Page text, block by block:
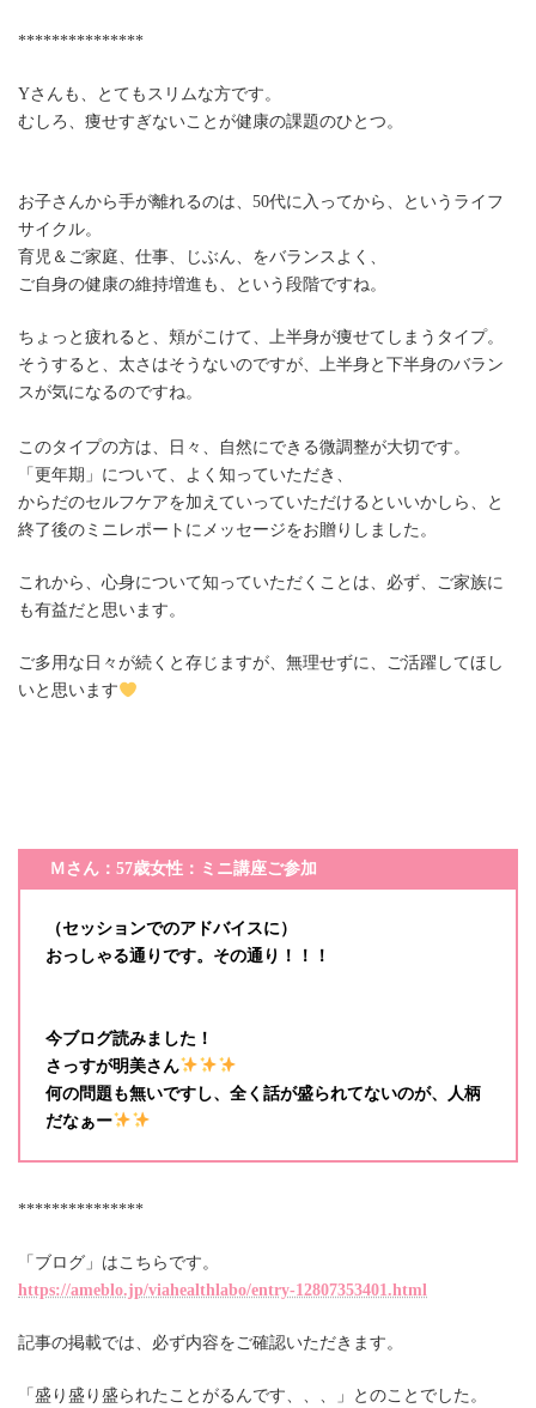
***************
Yさんも、とてもスリムな方です。
むしろ、痩せすぎないことが健康の課題のひとつ。
お子さんから手が離れるのは、50代に入ってから、というライフ
サイクル。
育児＆ご家庭、仕事、じぶん、をバランスよく、
ご自身の健康の維持増進も、という段階ですね。
ちょっと疲れると、頬がこけて、上半身が痩せてしまうタイプ。
そうすると、太さはそうないのですが、上半身と下半身のバラン
スが気になるのですね。
このタイプの方は、日々、自然にできる微調整が大切です。
「更年期」について、よく知っていただき、
からだのセルフケアを加えていっていただけるといいかしら、と
終了後のミニレポートにメッセージをお贈りしました。
これから、心身について知っていただくことは、必ず、ご家族に
も有益だと思います。
ご多用な日々が続くと存じますが、無理せずに、ご活躍してほし
いと思います
Ｍさん：57歳女性：ミニ講座ご参加
（セッションでのアドバイスに）
おっしゃる通りです。その通り！！！
今ブログ読みました！
さっすが明美さん
何の問題も無いですし、全く話が盛られてないのが、人柄
だなぁー
***************
「ブログ」はこちらです。
https://ameblo.jp/viahealthlabo/entry-12807353401.html
記事の掲載では、必ず内容をご確認いただきます。
「盛り盛り盛られたことがるんです、、、」とのことでした。